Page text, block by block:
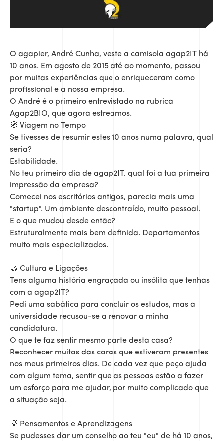
O agapier, André Cunha, veste a camisola agap2IT há
10 anos. Em agosto de 2015 até ao momento, passou
por muitas experiências que o enriqueceram como
profissional e a nossa empresa.
O André é o primeiro entrevistado na rubrica
Agap2BIO, que agora estreamos.
🧭 Viagem no Tempo
Se tivesses de resumir estes 10 anos numa palavra, qual
seria?
Estabilidade.
No teu primeiro dia de agap2IT, qual foi a tua primeira
impressão da empresa?
Comecei nos escritórios antigos, parecia mais uma
"startup". Um ambiente descontraído, muito pessoal.
E o que mudou desde então?
Estruturalmente mais bem definida. Departamentos
muito mais especializados.
🤝 Cultura e Ligações
Tens alguma história engraçada ou insólita que tenhas
com a agap2IT?
Pedi uma sabática para concluir os estudos, mas a
universidade recusou-se a renovar a minha
candidatura.
O que te faz sentir mesmo parte desta casa?
Reconhecer muitas das caras que estiveram presentes
nos meus primeiros dias. De cada vez que peço ajuda
com algum tema, sentir que as pessoas estão a fazer
um esforço para me ajudar, por muito complicado que
a situação seja.
💡 Pensamentos e Aprendizagens
Se pudesses dar um conselho ao teu "eu" de há 10 anos,